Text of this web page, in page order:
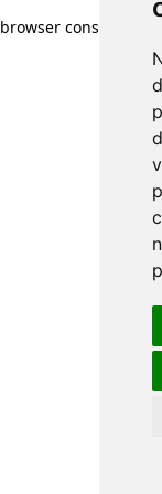
browser console for